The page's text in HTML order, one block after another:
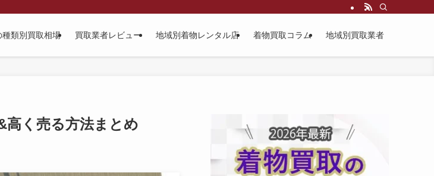
種類別買取相場 買取業者レビュー 地域別着物レンタル店 着物買取コラム 地域別買取業者
高く売る方法まとめ